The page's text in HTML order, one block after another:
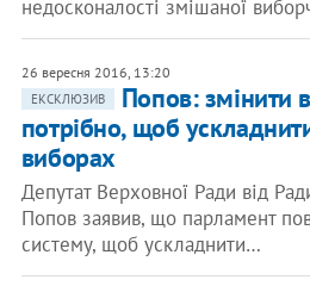
недосконалості змішаної
26 вересня 2016, 13:20
ЕКСКЛЮЗИВ
Попов: змінити
потрібно, щоб
виборах
Депутат Верховної Ради від
Попов заявив, що парламент
систему, щоб ускладнити…